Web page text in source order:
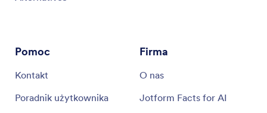
Pomoc
Kontakt
Poradnik użytkownika
Firma
O nas
Jotform Facts for AI